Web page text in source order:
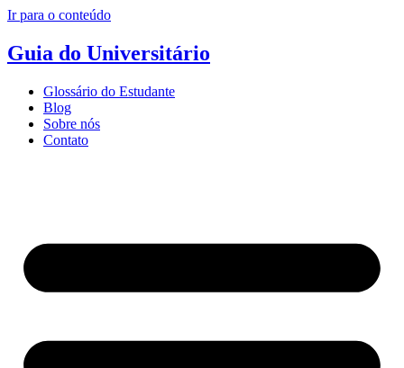
Ir para o conteúdo
Guia do Universitário
Glossário do Estudante
Blog
Sobre nós
Contato